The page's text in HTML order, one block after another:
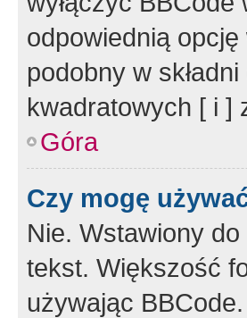
odpowiednią
podobny w
kwadratowych [ i ]
Góra
Czy mogę
Nie. Wstawiony
tekst. Większość
używając BBCode.